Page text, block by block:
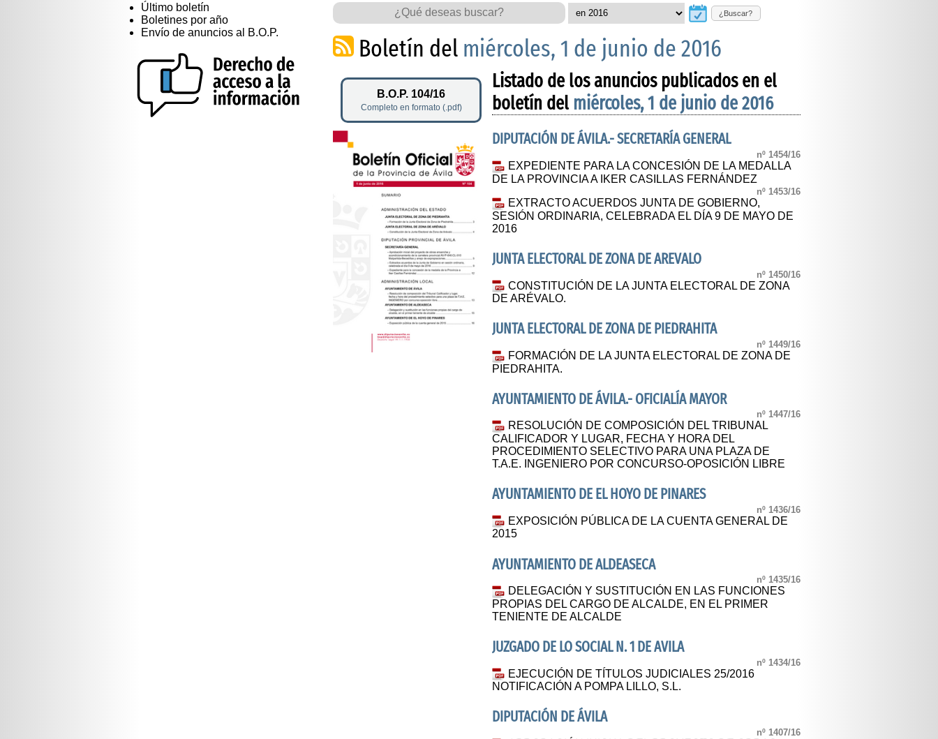
Último boletín
Boletines por año
Envío de anuncios al B.O.P.
¿Buscar?
Boletín del miércoles, 1 de junio de 2016
B.O.P. 104/16
Completo en formato (.pdf)
Listado de los anuncios publicados en el
boletín del miércoles, 1 de junio de 2016
DIPUTACIÓN DE ÁVILA.- SECRETARÍA GENERAL
nº 1454/16
EXPEDIENTE PARA LA CONCESIÓN DE LA MEDALLA
DE LA PROVINCIA A IKER CASILLAS FERNÁNDEZ
nº 1453/16
EXTRACTO ACUERDOS JUNTA DE GOBIERNO,
SESIÓN ORDINARIA, CELEBRADA EL DÍA 9 DE MAYO DE
2016
JUNTA ELECTORAL DE ZONA DE AREVALO
nº 1450/16
CONSTITUCIÓN DE LA JUNTA ELECTORAL DE ZONA
DE ARÉVALO.
JUNTA ELECTORAL DE ZONA DE PIEDRAHITA
nº 1449/16
FORMACIÓN DE LA JUNTA ELECTORAL DE ZONA DE
PIEDRAHITA.
AYUNTAMIENTO DE ÁVILA.- OFICIALÍA MAYOR
nº 1447/16
RESOLUCIÓN DE COMPOSICIÓN DEL TRIBUNAL
CALIFICADOR Y LUGAR, FECHA Y HORA DEL
PROCEDIMIENTO SELECTIVO PARA UNA PLAZA DE
T.A.E. INGENIERO POR CONCURSO-OPOSICIÓN LIBRE
AYUNTAMIENTO DE EL HOYO DE PINARES
nº 1436/16
EXPOSICIÓN PÚBLICA DE LA CUENTA GENERAL DE
2015
AYUNTAMIENTO DE ALDEASECA
nº 1435/16
DELEGACIÓN Y SUSTITUCIÓN EN LAS FUNCIONES
PROPIAS DEL CARGO DE ALCALDE, EN EL PRIMER
TENIENTE DE ALCALDE
JUZGADO DE LO SOCIAL N. 1 DE AVILA
nº 1434/16
EJECUCIÓN DE TÍTULOS JUDICIALES 25/2016
NOTIFICACIÓN A POMPA LILLO, S.L.
DIPUTACIÓN DE ÁVILA
nº 1407/16